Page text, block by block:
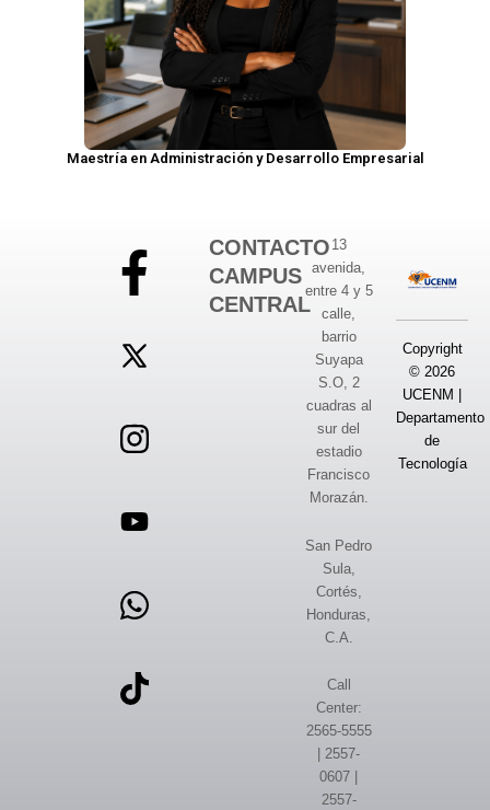
Maestría en Administración y Desarrollo Empresarial
CONTACTO
CAMPUS
CENTRAL
13
avenida,
entre 4 y 5
calle,
barrio
Suyapa
S.O, 2
cuadras al
sur del
estadio
Francisco
Morazán.
San Pedro
Sula,
Cortés,
Honduras,
C.A.
Call
Center:
2565-5555
| 2557-
0607 |
2557-
Copyright
© 2026
UCENM |
Departamento
de
Tecnología